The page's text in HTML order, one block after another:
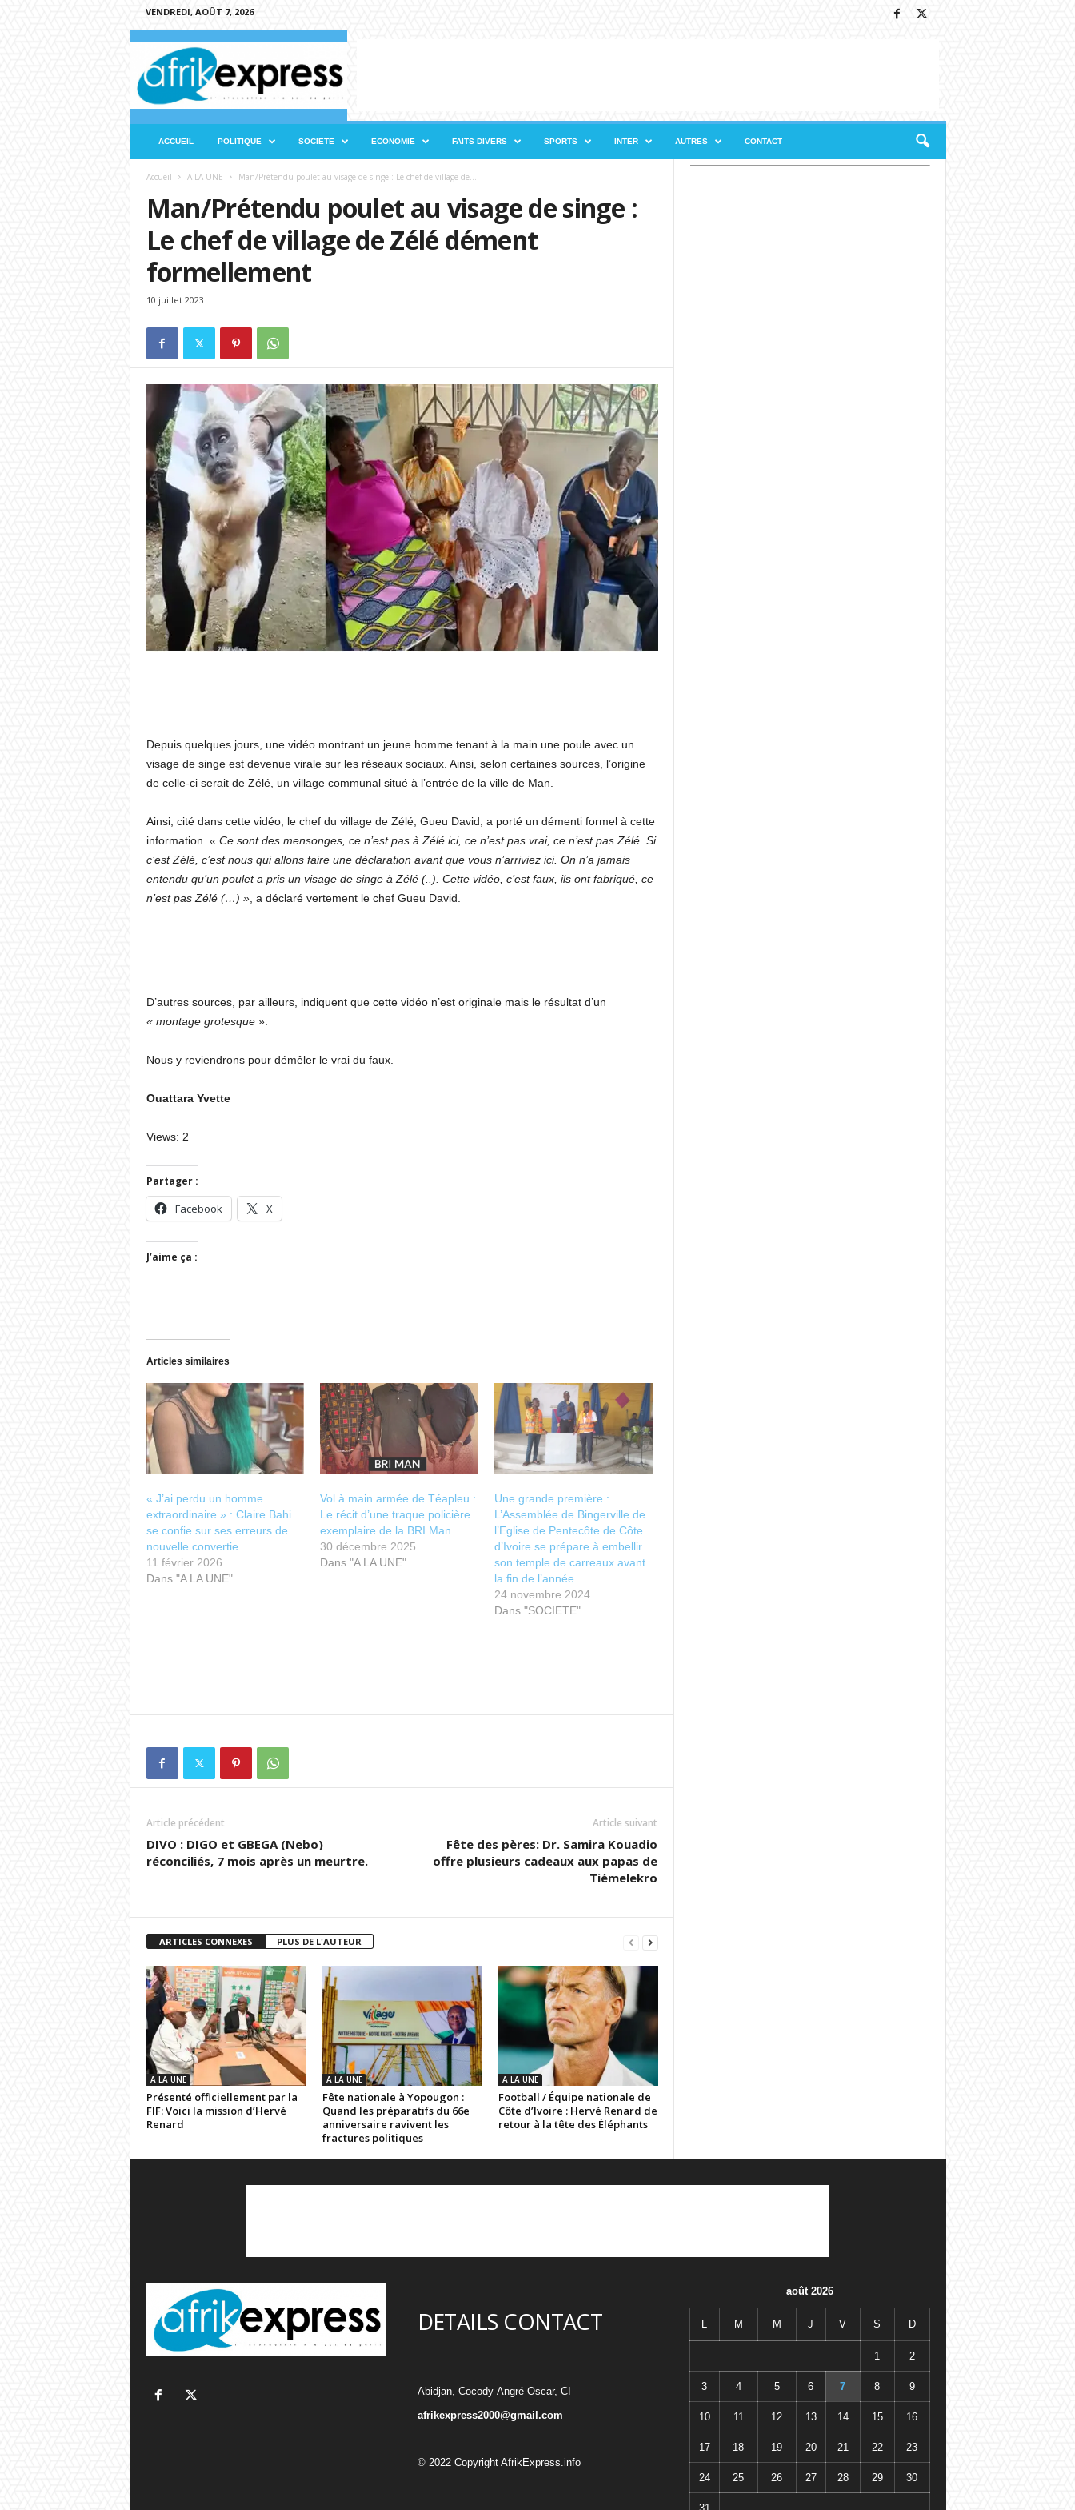
VENDREDI, AOÛT 7, 2026
e
ACCUEIL POLITIQUE SOCIETE ECONOMIE FAITS DIVERS SPORTS INTER AUTRES CONTACT
Accueil A LA UNE Man/Prétendu poulet au visage de singe : Le chef de village de...
Man/Prétendu poulet au visage de singe :
Le chef de village de Zélé dément
formellement
10 juillet 2023
Depuis quelques jours, une vidéo montrant un jeune homme tenant à la main une poule avec un
visage de singe est devenue virale sur les réseaux sociaux. Ainsi, selon certaines sources, l’origine
de celle-ci serait de Zélé, un village communal situé à l’entrée de la ville de Man.
Ainsi, cité dans cette vidéo, le chef du village de Zélé, Gueu David, a porté un démenti formel à cette
information. « Ce sont des mensonges, ce n’est pas à Zélé ici, ce n’est pas vrai, ce n’est pas Zélé. Si
c’est Zélé, c’est nous qui allons faire une déclaration avant que vous n’arriviez ici. On n’a jamais
entendu qu’un poulet a pris un visage de singe à Zélé (..). Cette vidéo, c’est faux, ils ont fabriqué, ce
n’est pas Zélé (…) », a déclaré vertement le chef Gueu David.
D’autres sources, par ailleurs, indiquent que cette vidéo n’est originale mais le résultat d’un
« montage grotesque ».
Nous y reviendrons pour démêler le vrai du faux.
Ouattara Yvette
Views: 2
Partager :
Facebook X
J’aime ça :
Articles similaires
​« J’ai perdu un homme
extraordinaire » : Claire Bahi
se confie sur ses erreurs de
nouvelle convertie
11 février 2026
Dans "A LA UNE"
Vol à main armée de Téapleu :
Le récit d’une traque policière
exemplaire de la BRI Man
30 décembre 2025
Dans "A LA UNE"
Une grande première :
L’Assemblée de Bingerville de
l’Eglise de Pentecôte de Côte
d’Ivoire se prépare à embellir
son temple de carreaux avant
la fin de l’année
24 novembre 2024
Dans "SOCIETE"
Article précédent
DIVO : DIGO et GBEGA (Nebo)
réconciliés, 7 mois après un meurtre.
Article suivant
Fête des pères: Dr. Samira Kouadio
offre plusieurs cadeaux aux papas de
Tiémelekro
ARTICLES CONNEXES PLUS DE L'AUTEUR
A LA UNE
Présenté officiellement par la
FIF: Voici la mission d’Hervé
Renard
A LA UNE
Fête nationale à Yopougon :
Quand les préparatifs du 66e
anniversaire ravivent les
fractures politiques
A LA UNE
Football / Équipe nationale de
Côte d’Ivoire : Hervé Renard de
retour à la tête des Éléphants
DETAILS CONTACT
Abidjan, Cocody-Angré Oscar, CI
afrikexpress2000@gmail.com
© 2022 Copyright AfrikExpress.info
août 2026
L M M J V S D
1 2
3 4 5 6 7 8 9
10 11 12 13 14 15 16
17 18 19 20 21 22 23
24 25 26 27 28 29 30